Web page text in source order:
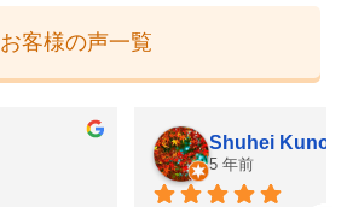
お客様の声一覧